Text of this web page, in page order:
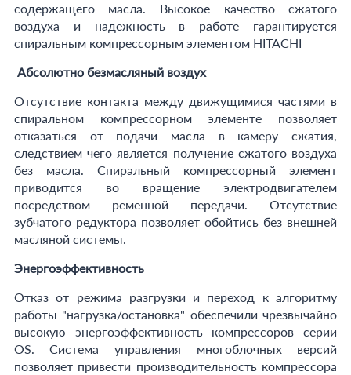
содержащего масла. Высокое качество сжатого
воздуха и надежность в работе гарантируется
спиральным компрессорным элементом HITACHI
Абсолютно безмасляный воздух
Отсутствие контакта между движущимися частями в
спиральном компрессорном элементе позволяет
отказаться от подачи масла в камеру сжатия,
следствием чего является получение сжатого воздуха
без масла. Спиральный компрессорный элемент
приводится во вращение электродвигателем
посредством ременной передачи. Отсутствие
зубчатого редуктора позволяет обойтись без внешней
масляной системы.
Энергоэффективность
Отказ от режима разгрузки и переход к алгоритму
работы "нагрузка/остановка" обеспечили чрезвычайно
высокую энергоэффективность компрессоров серии
OS. Система управления многоблочных версий
позволяет привести производительность компрессора